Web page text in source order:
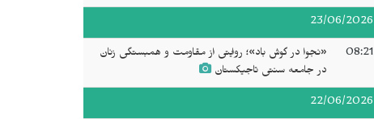
23/06/2026
08:21
«نجوا در گوش باد»؛ روایتی از مقاومت و همبستگی زنان
در جامعه سنتی تاجیکستان
22/06/2026